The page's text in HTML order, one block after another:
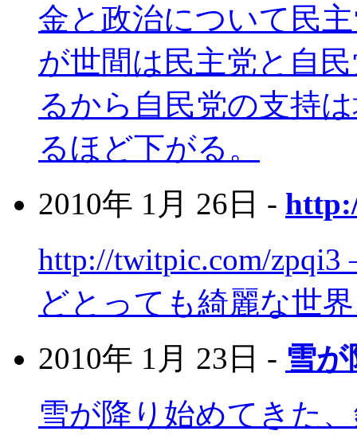
金と政治について民
が世間は民主党と自
るから自民党の支持
るほど下がる。
2010年 1月 26日 -
http://twitpic.com/
どとっても綺麗な世
2010年 1月 23日 - 雪
雪が降り始めてきた